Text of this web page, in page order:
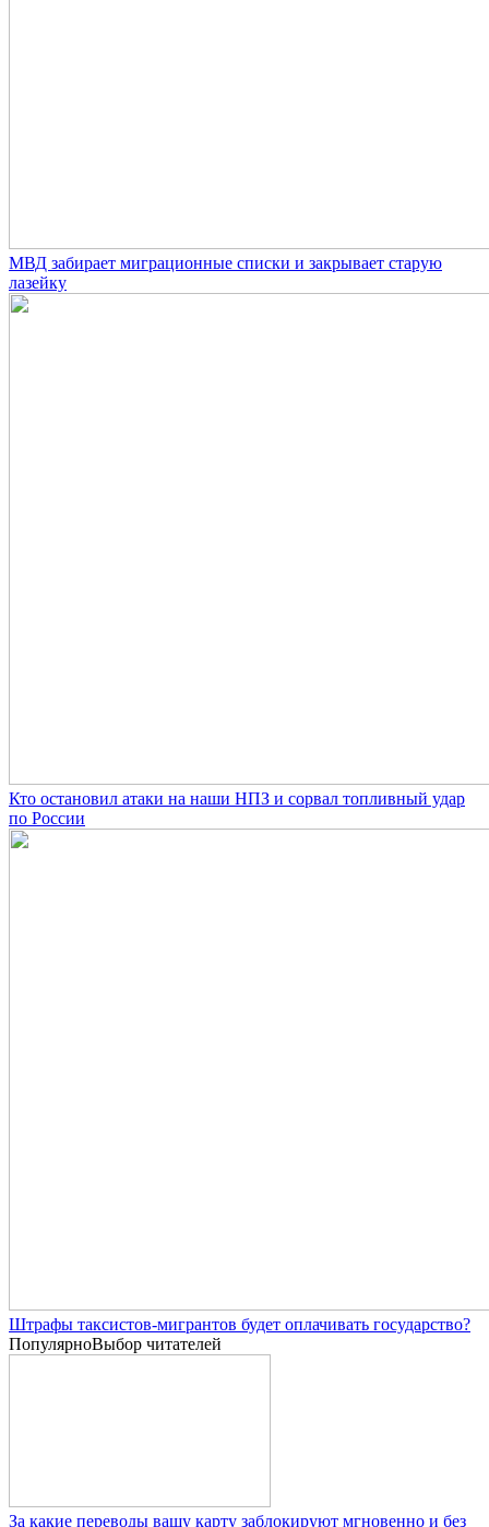
МВД забирает миграционные списки и закрывает старую
лазейку
Кто остановил атаки на наши НПЗ и сорвал топливный удар
по России
Штрафы таксистов-мигрантов будет оплачивать государство?
ПопулярноВыбор читателей
За какие переводы вашу карту заблокируют мгновенно и без